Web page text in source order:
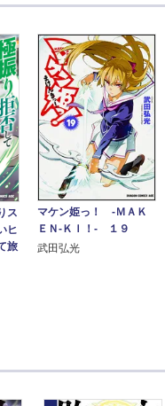
ス
ヒ
旅
マケン姫っ！ ‐ＭＡＫ
ＥＮ‐ＫＩ！‐ １９
武田弘光